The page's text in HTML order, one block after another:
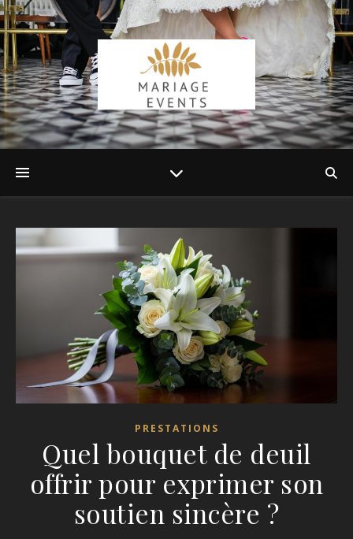
PRESTATIONS
Quel bouquet de deuil
offrir pour exprimer son
soutien sincère ?